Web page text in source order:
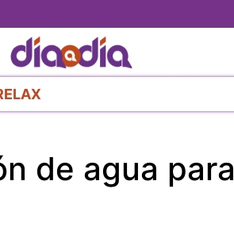
al
contenido
principal
de agua para